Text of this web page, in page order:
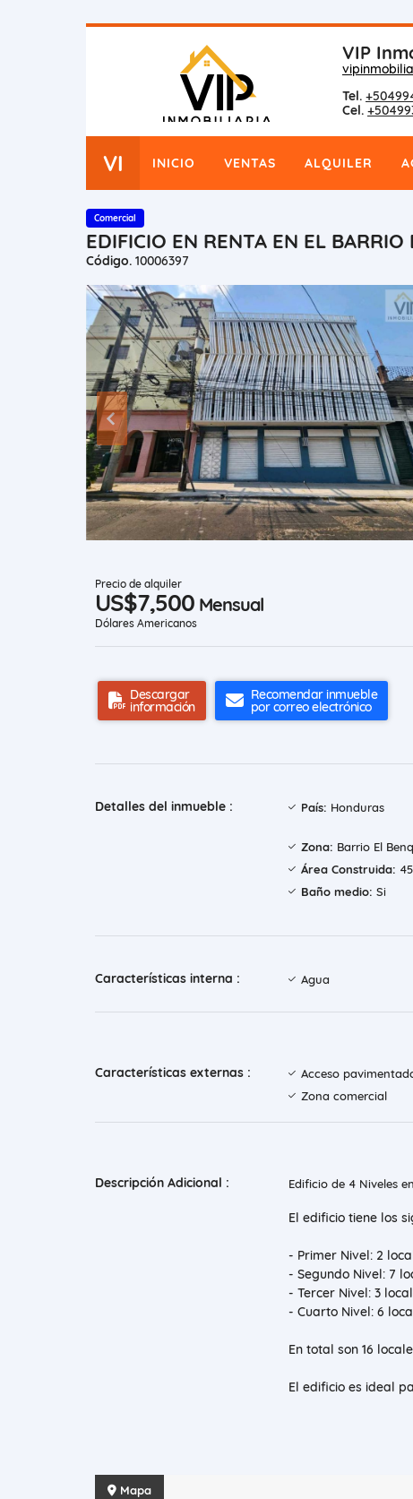
VIP
Tel.
Cel.
VI INICIO VENTAS ALQUILER
Comercial
EDIFICIO EN RENTA EN EL
Código. 10006397
Precio de alquiler
US$7,500 Mensual
Dólares Americanos
Descargar
información
Recomendar inmueble
por correo electrónico
Detalles del inmueble : País: Honduras
Zona: Barrio El
Área Construida:
Baño medio: Si
Características interna : Agua
Características externas : Acceso
Zona comercial
Descripción Adicional : Edificio de 4 Niveles
El edificio tiene los
- Primer Nivel: 2
- Segundo Nivel: 7
- Tercer Nivel: 3
- Cuarto Nivel: 6
En total son 16
El edificio es ideal
Mapa